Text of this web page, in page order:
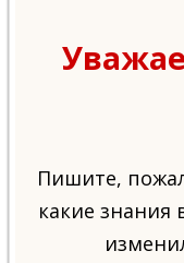
Пишите,
какие знания